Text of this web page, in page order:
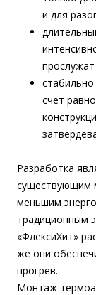
и для
счет
Разработка
существующим
меньшим
традиционным
«ФлексиХит»
же они
прогрев.
Монтаж